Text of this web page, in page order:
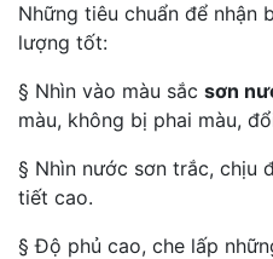
Những tiêu chuẩn để nhận
lượng tốt:
§ Nhìn vào màu sắc sơn
màu, không bị phai màu,
§ Nhìn nước sơn trắc, chịu
tiết cao.
§ Độ phủ cao, che lấp